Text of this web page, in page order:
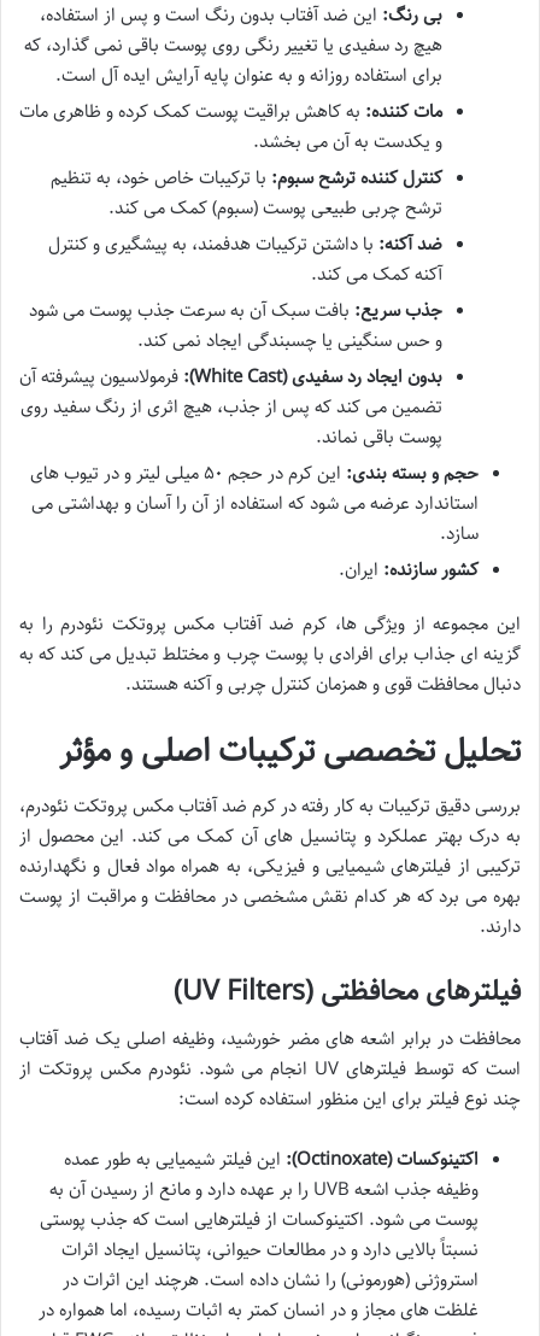
بی رنگ: این ضد آفتاب بدون رنگ است و پس از استفاده،
هیچ رد سفیدی یا تغییر رنگی روی پوست باقی نمی گذارد، که
برای استفاده روزانه و به عنوان پایه آرایش ایده آل است.
مات کننده: به کاهش براقیت پوست کمک کرده و ظاهری مات
و یکدست به آن می بخشد.
کنترل کننده ترشح سبوم: با ترکیبات خاص خود، به تنظیم
ترشح چربی طبیعی پوست (سبوم) کمک می کند.
ضد آکنه: با داشتن ترکیبات هدفمند، به پیشگیری و کنترل
آکنه کمک می کند.
جذب سریع: بافت سبک آن به سرعت جذب پوست می شود
و حس سنگینی یا چسبندگی ایجاد نمی کند.
بدون ایجاد رد سفیدی (White Cast):
فرمولاسیون پیشرفته آن
تضمین می کند که پس از جذب، هیچ اثری از رنگ سفید روی
پوست باقی نماند.
حجم و بسته بندی:
این کرم در حجم ۵۰ میلی لیتر و در تیوب های
استاندارد عرضه می شود که استفاده از آن را آسان و بهداشتی می
سازد.
کشور سازنده: ایران.
این مجموعه از ویژگی ها، کرم ضد آفتاب مکس پروتکت نئودرم را به
گزینه ای جذاب برای افرادی با پوست چرب و مختلط تبدیل می کند که به
دنبال محافظت قوی و همزمان کنترل چربی و آکنه هستند.
تحلیل تخصصی ترکیبات اصلی و مؤثر
بررسی دقیق ترکیبات به کار رفته در کرم ضد آفتاب مکس پروتکت نئودرم،
به درک بهتر عملکرد و پتانسیل های آن کمک می کند. این محصول از
ترکیبی از فیلترهای شیمیایی و فیزیکی، به همراه مواد فعال و نگهدارنده
بهره می برد که هر کدام نقش مشخصی در محافظت و مراقبت از پوست
دارند.
فیلترهای محافظتی (UV Filters)
محافظت در برابر اشعه های مضر خورشید، وظیفه اصلی یک ضد آفتاب
است که توسط فیلترهای UV انجام می شود. نئودرم مکس پروتکت از
چند نوع فیلتر برای این منظور استفاده کرده است:
اکتینوکسات (Octinoxate):
این فیلتر شیمیایی به طور عمده
وظیفه جذب اشعه UVB را بر عهده دارد و مانع از رسیدن آن به
پوست می شود. اکتینوکسات از فیلترهایی است که جذب پوستی
نسبتاً بالایی دارد و در مطالعات حیوانی، پتانسیل ایجاد اثرات
استروژنی (هورمونی) را نشان داده است. هرچند این اثرات در
غلظت های مجاز و در انسان کمتر به اثبات رسیده، اما همواره در